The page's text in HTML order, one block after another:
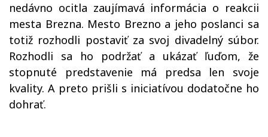
nedávno ocitla zaujímavá informácia o reakcii
mesta Brezna. Mesto Brezno a jeho poslanci sa
totiž rozhodli postaviť za svoj divadelný súbor.
Rozhodli sa ho podržať a ukázať ľuďom, že
stopnuté predstavenie má predsa len svoje
kvality. A preto prišli s iniciatívou dodatočne ho
dohrať.